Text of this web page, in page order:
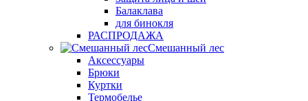
Балаклава
для бинокля
РАСПРОДАЖА
Смешанный лес
Аксессуары
Брюки
Куртки
Термобелье